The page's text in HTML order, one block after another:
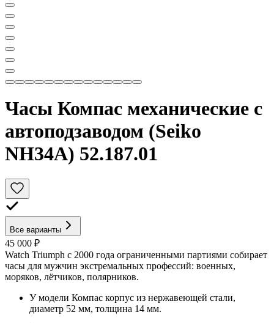
Часы Компас механические с
автоподзаводом (Seiko
NH34A) 52.187.01
Все варианты
45 000 ₽
Watch Triumph с 2000 года ограниченными партиями собирает
часы для мужчин экстремальных профессий: военных,
моряков, лётчиков, полярников.
У модели Компас корпус из нержавеющей стали,
диаметр 52 мм, толщина 14 мм.